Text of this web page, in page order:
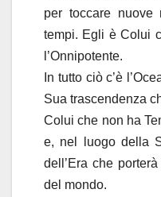
per toccare
tempi. Egli è Colui
l’Onnipotente.
In tutto ciò c’è
Sua trascendenza
Colui che non ha
e, nel luogo della
dell’Era che
del mondo.